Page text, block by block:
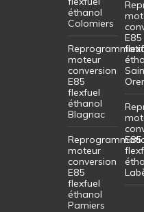
éthanol
Colomiers
moteur
conversion
E85
flexfuel
éthanol
Blagnac
moteur
conversion
E85
flexfuel
éthanol
Pamiers
E85
E85